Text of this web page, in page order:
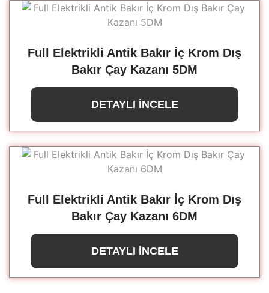
Full Elektrikli Antik Bakır İç Krom Dış
Bakır Çay Kazanı 5DM
DETAYLI İNCELE
Full Elektrikli Antik Bakır İç Krom Dış
Bakır Çay Kazanı 6DM
DETAYLI İNCELE